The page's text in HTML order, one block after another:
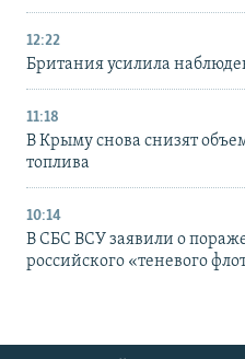
12:22
Британия усилила
11:18
В Крыму снова снизят
топлива
10:14
В СБС ВСУ заявили о
российского «теневого